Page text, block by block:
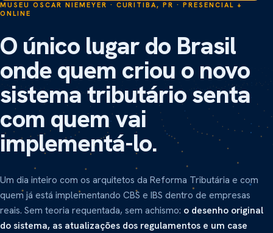
MUSEU OSCAR NIEMEYER · CURITIBA, PR · PRESENCIAL +
ONLINE
O único lugar do Brasil
onde quem criou o novo
sistema tributário senta
com quem vai
implementá-lo.
Um dia inteiro com os arquitetos da Reforma Tributária e com
quem já está implementando CBS e IBS dentro de empresas
reais. Sem teoria requentada, sem achismo: o desenho original
do sistema, as atualizações dos regulamentos e um case